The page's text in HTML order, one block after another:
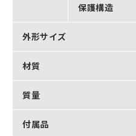
保護構造
外形サイズ
材質
質量
付属品